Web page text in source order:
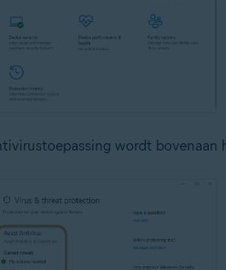
wordt bovenaan